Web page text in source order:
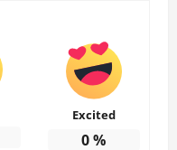
Excited
0%